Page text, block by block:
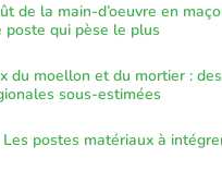
de la main-d’oeuvre en
poste qui pèse le plus
du moellon et du mortier :
sous-estimées
Les postes matériaux à